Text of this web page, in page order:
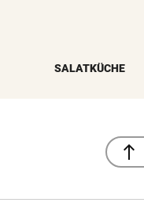
SALATKÜCHE
north